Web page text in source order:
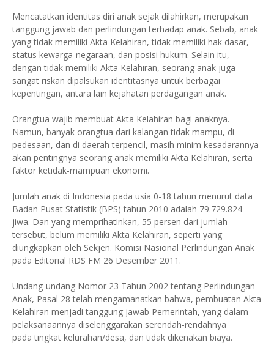
Mencatatkan identitas diri anak sejak dilahirkan, merupakan
tanggung jawab dan perlindungan terhadap anak. Sebab, anak
yang tidak memiliki Akta Kelahiran, tidak memiliki hak dasar,
status kewarga-negaraan, dan posisi hukum. Selain itu,
dengan tidak memiliki Akta Kelahiran, seorang anak juga
sangat riskan dipalsukan identitasnya untuk berbagai
kepentingan, antara lain kejahatan perdagangan anak.
Orangtua wajib membuat Akta Kelahiran bagi anaknya.
Namun, banyak orangtua dari kalangan tidak mampu, di
pedesaan, dan di daerah terpencil, masih minim kesadarannya
akan pentingnya seorang anak memiliki Akta Kelahiran, serta
faktor ketidak-mampuan ekonomi.
Jumlah anak di Indonesia pada usia 0-18 tahun menurut data
Badan Pusat Statistik (BPS) tahun 2010 adalah 79.729.824
jiwa. Dan yang memprihatinkan, 55 persen dari jumlah
tersebut, belum memiliki Akta Kelahiran, seperti yang
diungkapkan oleh Sekjen. Komisi Nasional Perlindungan Anak
pada Editorial RDS FM 26 Desember 2011.
Undang-undang Nomor 23 Tahun 2002 tentang Perlindungan
Anak, Pasal 28 telah mengamanatkan bahwa, pembuatan Akta
Kelahiran menjadi tanggung jawab Pemerintah, yang dalam
pelaksanaannya diselenggarakan serendah-rendahnya
pada tingkat kelurahan/desa, dan tidak dikenakan biaya.